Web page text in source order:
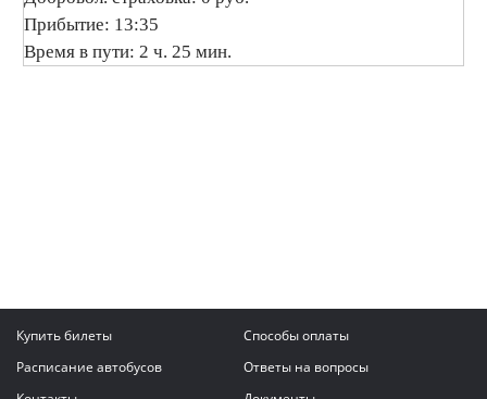
Прибытие: 13:35
Время в пути: 2 ч. 25 мин.
Купить билеты
Способы оплаты
Расписание автобусов
Ответы на вопросы